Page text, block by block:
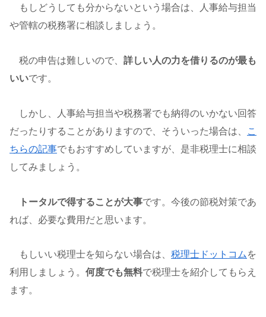
もしどうしても分からないという場合は、人事給与担当
や管轄の税務署に相談しましょう。
税の申告は難しいので、 詳しい人の力を借りるのが最も
いいです。
しかし、人事給与担当や税務署でも納得のいかない回答
だったりすることがありますので、そういった場合は、
こ
ちらの記事でもおすすめしていますが、是非税理士に相談
してみましょう。
トータルで得することが大事です。今後の節税対策であ
れば、必要な費用だと思います。
もしいい税理士を知らない場合は、 税理士ドットコムを
利用しましょう。 何度でも無料で税理士を紹介してもらえ
ます。